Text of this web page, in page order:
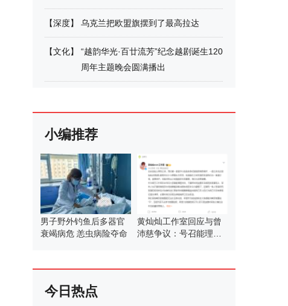
【深度】 乌克兰把欧盟旗摆到了最高拉达
【文化】
“越韵华光·百廿流芳”纪念越剧诞生120
周年主题晚会圆满播出
小编推荐
男子野外钓鱼后多器官
衰竭病危 恙虫病险夺命
黄灿灿工作室回应与曾
沛慈争议：号召能理智
今日热点